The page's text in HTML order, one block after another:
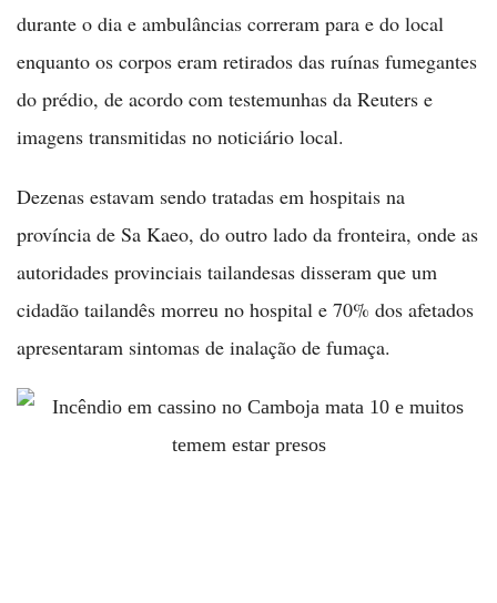
durante o dia e ambulâncias correram para e do local
enquanto os corpos eram retirados das ruínas fumegantes
do prédio, de acordo com testemunhas da Reuters e
imagens transmitidas no noticiário local.
Dezenas estavam sendo tratadas em hospitais na
província de Sa Kaeo, do outro lado da fronteira, onde as
autoridades provinciais tailandesas disseram que um
cidadão tailandês morreu no hospital e 70% dos afetados
apresentaram sintomas de inalação de fumaça.